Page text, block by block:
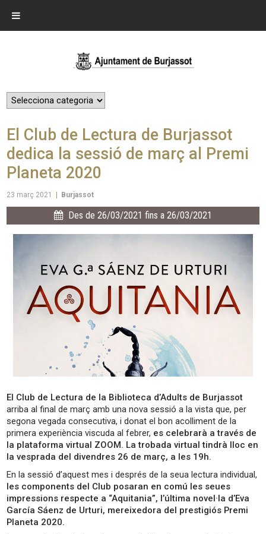
El Club de Lectura de Burjassot
dedica la sessió de març al Premi
Planeta 2020
23 març 2021 Burjassot
Des de 26/03/2021 fins a 26/03/2021
El Club de Lectura de la Biblioteca d’Adults de Burjassot
arriba al final de març amb una nova sessió a la vista que, per
segona vegada consecutiva, i donat el bon acolliment de la
primera experiència viscuda al febrer, es celebrarà a través de
la plataforma virtual ZOOM. La trobada virtual tindrà lloc en
la vesprada del divendres 26 de març, a les 19h.
En la sessió d’aquest mes i després de la seua lectura individual,
les components del Club posaran en comú les seues
impressions respecte a “Aquitania”, l’última novel·la d’Eva
García Sáenz de Urturi, mereixedora del prestigiós Premi
Planeta 2020.